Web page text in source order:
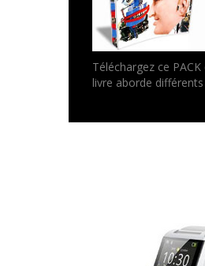
Téléchargez ce
livre aborde